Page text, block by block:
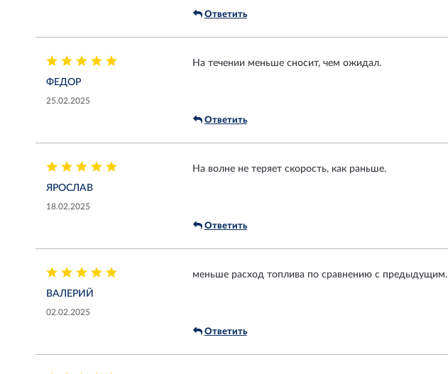
Ответить
ФЕДОР
25.02.2025
На течении меньше сносит, чем ожидал.
Ответить
ЯРОСЛАВ
18.02.2025
На волне не теряет скорость, как раньше.
Ответить
ВАЛЕРИЙ
02.02.2025
меньше расход топлива по сравнению с предыдущим.
Ответить